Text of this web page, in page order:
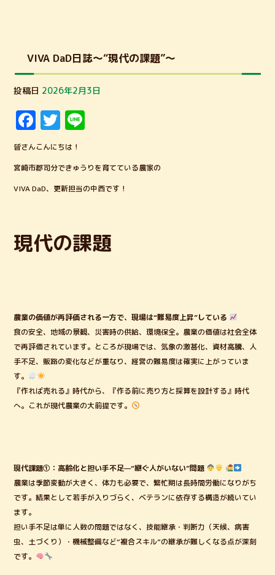
VIVA DaD日誌～“現代の課題”～
投稿日 2026年2月3日
F
a
c
e
b
o
k
T
w
it
te
r
e
皆さんこんにちは！
宮崎市郡司分できゅうりを育てている農家の
VIVA DaD、更新担当の中西です！
現代の課題
農業の価値が再評価される一方で、現場は“難易度上昇”している
食の安全、地域の景観、災害時の供給、環境保全。農業の価値は社会全体
で再評価されています。ところが現場では、気象の激甚化、資材高騰、人
手不足、販路の変化などが重なり、経営の難易度は確実に上がっていま
す。
『作れば売れる』時代から、『作る前に売り方と採算を設計する』時代
へ。これが現代農業の大前提です。
現代課題①：高齢化と担い手不足—“継ぐ人がいない”問題
農業は季節変動が大きく、体力も必要で、繁忙期は長時間労働になりがち
です。結果として若手が入りづらく、ベテランに依存する構造が続いてい
ます。
担い手不足は単に人数の問題ではなく、技能継承・判断力（天候、病害
虫、土づくり）・機械整備など“複合スキル”の継承が難しくなる点が深刻
です。